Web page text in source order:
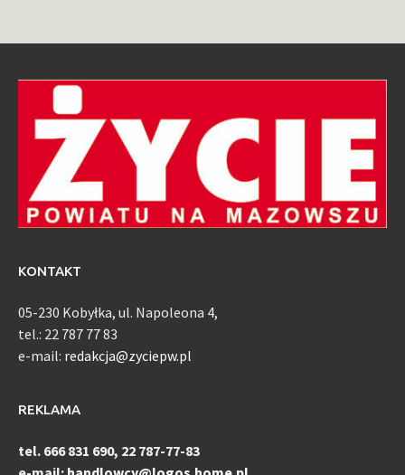
KONTAKT
05-230 Kobyłka, ul. Napoleona 4,
tel.: 22 787 77 83
e-mail: redakcja@zyciepw.pl
REKLAMA
tel. 666 831 690, 22 787-77-83